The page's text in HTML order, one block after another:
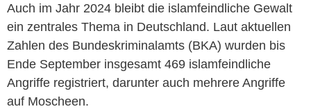
Auch im Jahr 2024 bleibt die islamfeindliche Gewalt
ein zentrales Thema in Deutschland. Laut aktuellen
Zahlen des Bundeskriminalamts (BKA) wurden bis
Ende September insgesamt 469 islamfeindliche
Angriffe registriert, darunter auch mehrere Angriffe
auf Moscheen.